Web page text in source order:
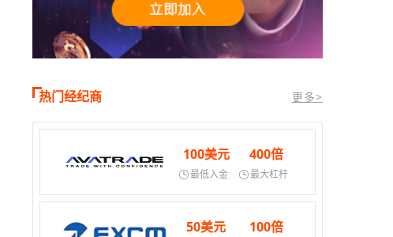
热门经纪商 更多>
100美元
最低入金
400倍
最大杠杆
50美元 100倍